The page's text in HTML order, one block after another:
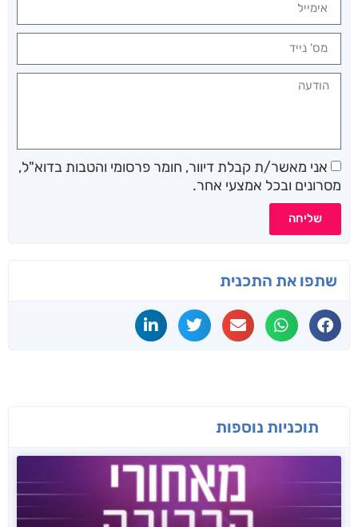
אני מאשר/ת קבלת דיוור, חומר פרסומי והטבות בדוא"ל,
מסרונים ובכל אמצעי אחר.
שליחה
שתפו את התכנית
תוכניות נוספות